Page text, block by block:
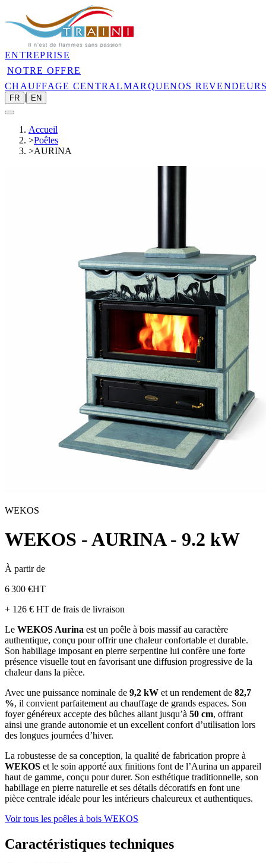
ENTREPRISE
NOTRE OFFRE
CHAUFFAGE CENTRALMARQUENOS
FR | EN
Accueil
>Poêles
>AURINA
WEKOS
WEKOS - AURINA - 9.2 kW
À partir de
6 300 €HT
+ 126 € HT de frais de livraison
Le WEKOS Aurina est un poêle à bois massif au caractère
authentique, conçu pour offrir une chaleur confortable et durable.
Son habillage imposant en pierre serpentine lui confère une forte
présence visuelle tout en favorisant une diffusion progressive de la
chaleur dans la pièce.
Avec une puissance nominale de 9,2 kW et un rendement de 82,7
%, il convient parfaitement au chauffage de grands espaces. Son
foyer généreux accepte des bûches allant jusqu’à 50 cm, offrant
ainsi une grande autonomie et un excellent confort d’utilisation lors
des longues journées d’hiver.
La robustesse de sa conception, la qualité de fabrication propre à
WEKOS et le soin apporté aux finitions font de l’Aurina un appareil
haut de gamme, conçu pour durer. Son esthétique traditionnelle, son
habillage en pierre naturelle et ses détails décoratifs en font une
pièce centrale idéale pour les intérieurs chaleureux et authentiques.
Voir tous les poêles à bois WEKOS
Caractéristiques techniques